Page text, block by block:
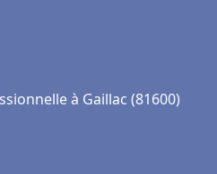
à Gaillac (81600)